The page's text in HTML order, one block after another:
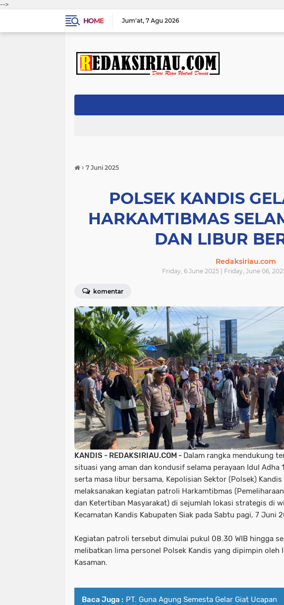
-->
HOME
Jum'at 7 Agu 2026
› 7 Juni 2025
POLSEK KANDIS
HARKAMTIBMAS
DAN LIBUR
Redaksiriau.com
Friday, 6 June 2025 | Friday, June 06,
komentar
KANDIS - REDAKSIRIAU.COM - Dalam rangka mendukung
situasi yang aman dan kondusif selama perayaan Idul Adha
serta masa libur bersama, Kepolisian Sektor (Polsek) Kandis
melaksanakan kegiatan patroli Harkamtibmas
dan Ketertiban Masyarakat) di sejumlah lokasi strategis di
Kecamatan Kandis Kabupaten Siak pada Sabtu pagi, 7 Juni
Kegiatan patroli tersebut dimulai pukul 08.30 WIB hingga
melibatkan lima personel Polsek Kandis yang dipimpin oleh
Kasaman.
Baca Juga : PT. Guna Agung Semesta Gelar Giat Ucapan